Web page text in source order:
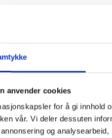
anvender cookies
for å gi innhold
vår. Vi deler dessuten
og